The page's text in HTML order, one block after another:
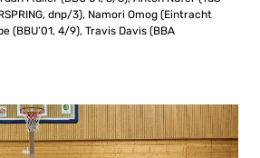
dnp/3), Namori Omog (Eintracht
(BBU’01, 4/9), Travis Davis (BBA